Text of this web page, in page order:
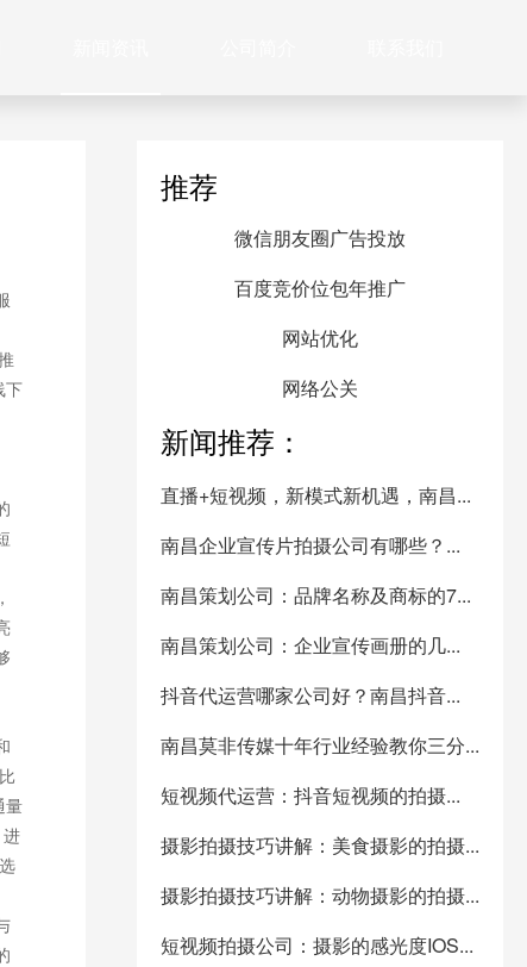
下
量
推荐
微信朋友圈广告投放
百度竞价位包年推广
网站优化
网络公关
新闻推荐：
直播+短视频，新模式新机遇，南昌...
南昌企业宣传片拍摄公司有哪些？...
南昌策划公司：品牌名称及商标的7...
南昌策划公司：企业宣传画册的几...
抖音代运营哪家公司好？南昌抖音...
南昌莫非传媒十年行业经验教你三分...
短视频代运营：抖音短视频的拍摄...
摄影拍摄技巧讲解：美食摄影的拍摄...
摄影拍摄技巧讲解：动物摄影的拍摄...
短视频拍摄公司：摄影的感光度IOS...